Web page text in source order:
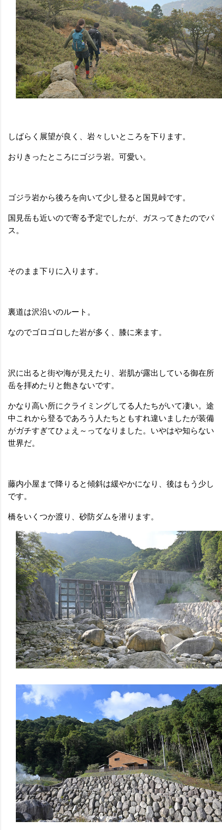
しばらく展望が良く、岩々しいところを下ります。
おりきったところにゴジラ岩。可愛い。
ゴジラ岩から後ろを向いて少し登ると国見峠です。
国見岳も近いので寄る予定でしたが、ガスってきたのでパ
ス。
そのまま下りに入ります。
裏道は沢沿いのルート。
なのでゴロゴロした岩が多く、膝に来ます。
沢に出ると街や海が見えたり、岩肌が露出している御在所
岳を拝めたりと飽きないです。
かなり高い所にクライミングしてる人たちがいて凄い。途
中これから登るであろう人たちともすれ違いましたが装備
がガチすぎてひょえ～ってなりました。いやはや知らない
世界だ。
藤内小屋まで降りると傾斜は緩やかになり、後はもう少し
です。
橋をいくつか渡り、砂防ダムを潜ります。